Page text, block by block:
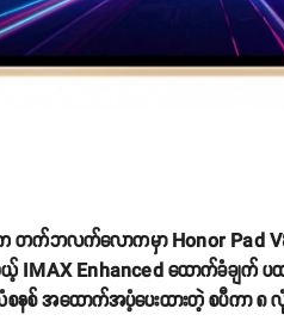
က တက်ဘလက်လောကမှာ Honor Pad
Enhanced ထောက်ခံချက်
အထောက်အပံ့ပေးထားတဲ့ စပီကာ ၈ လုံ